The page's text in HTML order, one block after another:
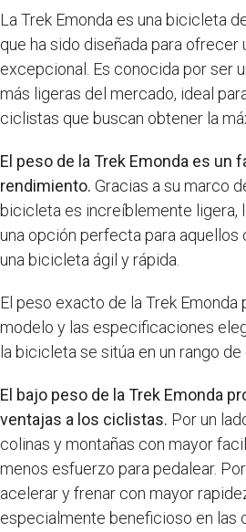
La Trek Emonda es una bicicleta
que ha sido diseñada para ofrecer
excepcional. Es conocida por ser
más ligeras del mercado, ideal
ciclistas que buscan obtener la
El peso de la Trek Emonda es un
rendimiento. Gracias a su marco
bicicleta es increíblemente ligera,
una opción perfecta para aquellos
una bicicleta ágil y rápida.
El peso exacto de la Trek Emonda
modelo y las especificaciones
la bicicleta se sitúa en un rango de
El bajo peso de la Trek Emonda
ventajas a los ciclistas. Por un
colinas y montañas con mayor
menos esfuerzo para pedalear.
acelerar y frenar con mayor
especialmente beneficioso en las